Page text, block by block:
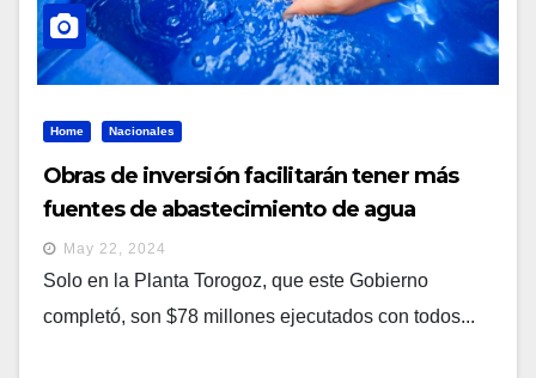
Home Nacionales
Obras de inversión facilitarán tener más
fuentes de abastecimiento de agua
May 22, 2024
Solo en la Planta Torogoz, que este Gobierno
completó, son $78 millones ejecutados con todos...